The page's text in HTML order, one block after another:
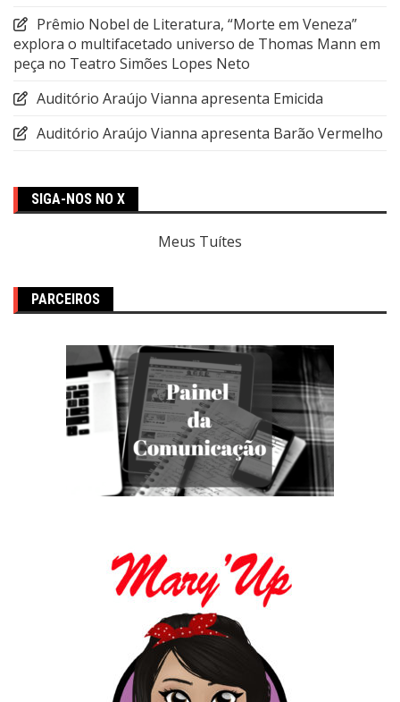
Prêmio Nobel de Literatura, “Morte em Veneza”
explora o multifacetado universo de Thomas Mann em
peça no Teatro Simões Lopes Neto
Auditório Araújo Vianna apresenta Emicida
Auditório Araújo Vianna apresenta Barão Vermelho
SIGA-NOS NO X
Meus Tuítes
PARCEIROS